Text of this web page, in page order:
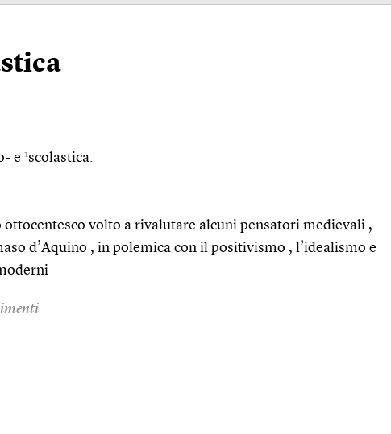
e 1scolastica.
volto a rivalutare alcuni pensatori medievali ,
d’Aquino , in polemica con il positivismo , l’idealismo e